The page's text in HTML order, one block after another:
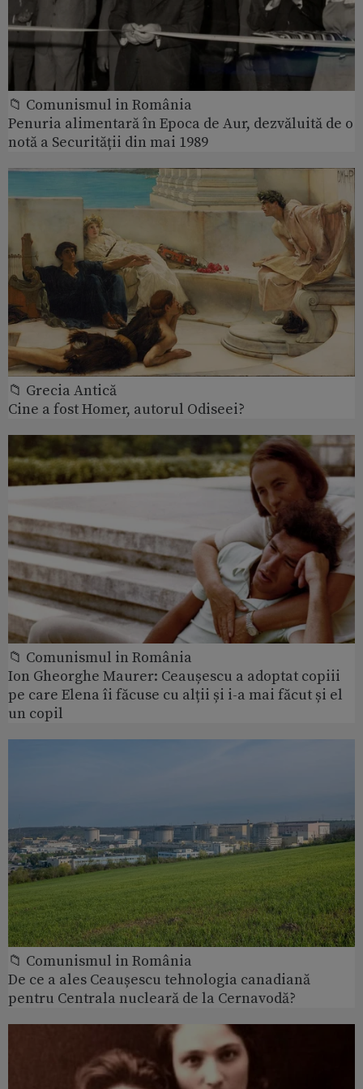
📁 Comunismul in România
Penuria alimentară în Epoca de Aur, dezvăluită de o
notă a Securității din mai 1989
📁 Grecia Antică
Cine a fost Homer, autorul Odiseei?
📁 Comunismul in România
Ion Gheorghe Maurer: Ceaușescu a adoptat copiii
pe care Elena îi făcuse cu alții și i-a mai făcut și el
un copil
📁 Comunismul in România
De ce a ales Ceaușescu tehnologia canadiană
pentru Centrala nucleară de la Cernavodă?